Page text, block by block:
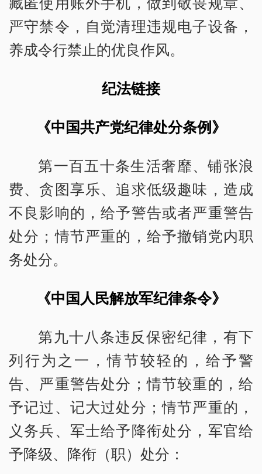
严守禁令，自觉清理违规电子设备，
养成令行禁止的优良作风。
纪法链接
《中国共产党纪律处分条例》
第一百五十条生活奢靡、铺张浪
费、贪图享乐、追求低级趣味，造成
不良影响的，给予警告或者严重警告
处分；情节严重的，给予撤销党内职
务处分。
《中国人民解放军纪律条令》
第九十八条违反保密纪律，有下
列行为之一，情节较轻的，给予警
告、严重警告处分；情节较重的，给
予记过、记大过处分；情节严重的，
义务兵、军士给予降衔处分，军官给
予降级、降衔（职）处分：